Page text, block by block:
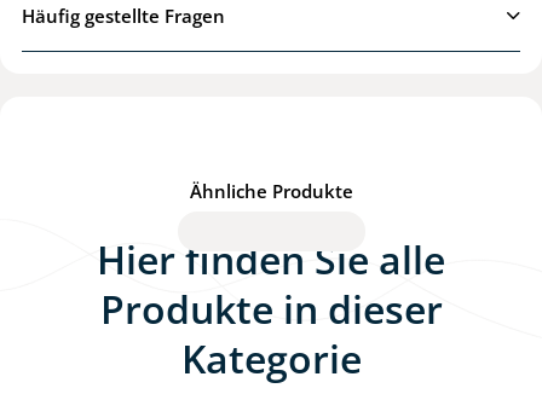
Häufig gestellte Fragen
Ähnliche Produkte
Hier finden Sie alle
Produkte in dieser
Kategorie
Weiter